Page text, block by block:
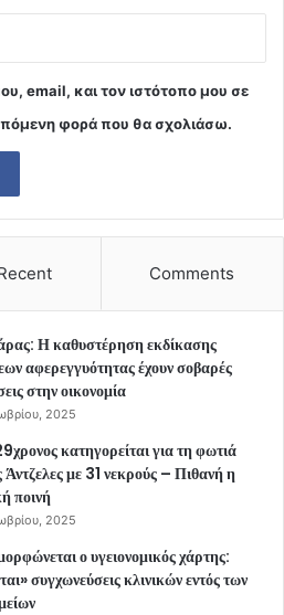
email, και τον ιστότοπο μου σε
φορά που θα σχολιάσω.
Comments
Η καθυστέρηση εκδίκασης
αφερεγγυότητας έχουν σοβαρές
στην οικονομία
2025
κατηγορείται για τη φωτιά
με 31 νεκρούς – Πιθανή η
ποινή
2025
ο υγειονομικός χάρτης:
συγχωνεύσεις κλινικών εντός των